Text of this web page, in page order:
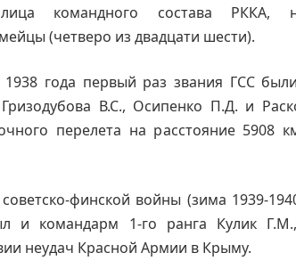
командного состава
(четверо из двадцати шести).
года первый раз звания ГСС
В.С., Осипенко П.Д. и
перелета на расстояние
финской войны (зима 1939-
и командарм 1-го ранга Кулик
неудач Красной Армии в Крыму.